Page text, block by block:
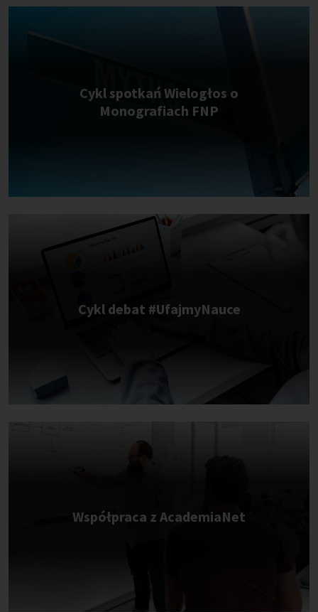
Cykl spotkań Wielogłos o
Monografiach FNP
Cykl debat #UfajmyNauce
Współpraca z AcademiaNet